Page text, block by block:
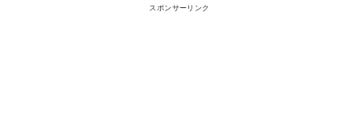
スポンサーリンク